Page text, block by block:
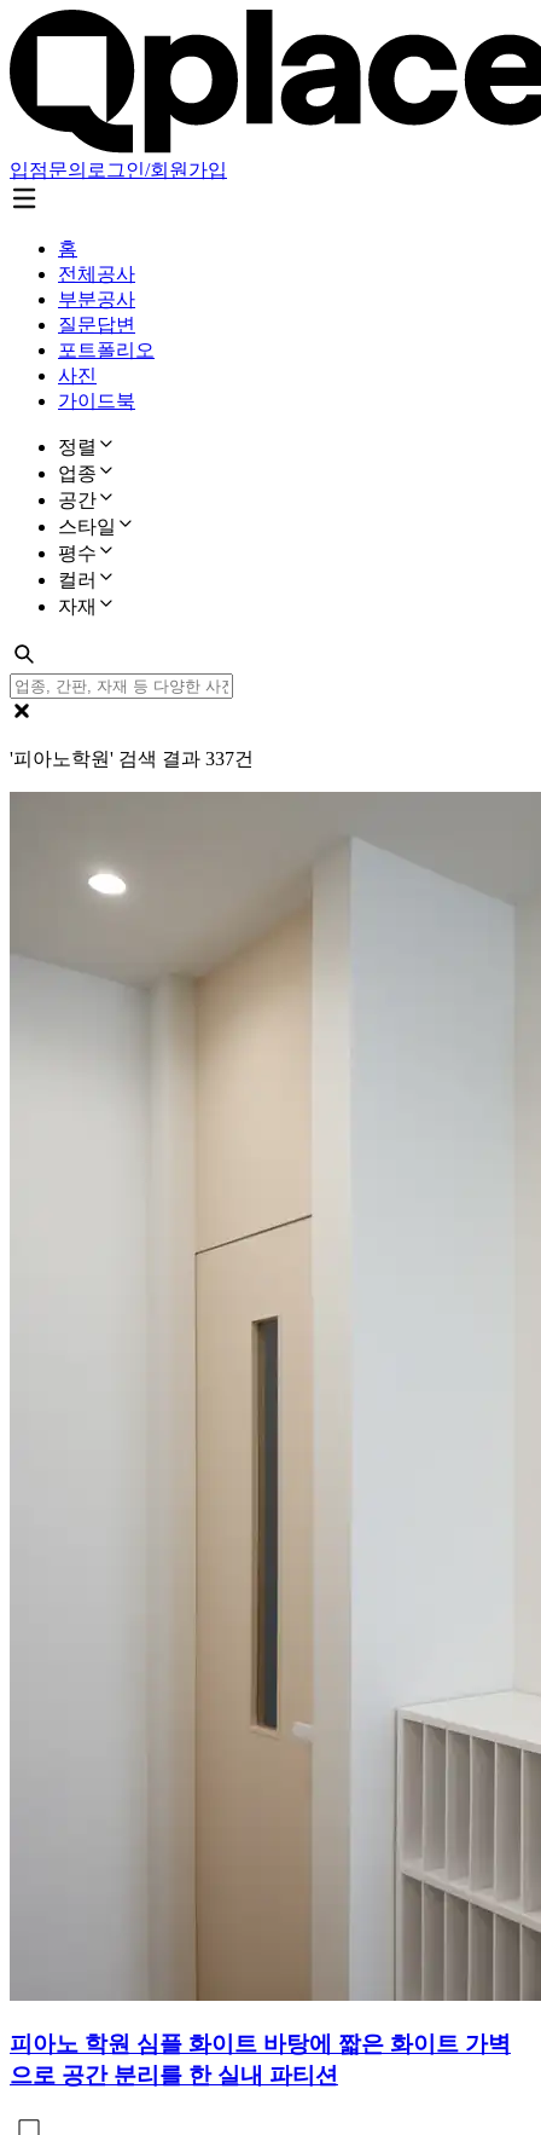
입점문의 로그인/회원가입
홈
전체공사
부분공사
질문답변
포트폴리오
사진
가이드북
정렬
업종
공간
스타일
평수
컬러
자재
'피아노학원' 검색 결과 337건
피아노 학원 심플 화이트 바탕에 짧은 화이트 가벽
으로 공간 분리를 한 실내 파티션